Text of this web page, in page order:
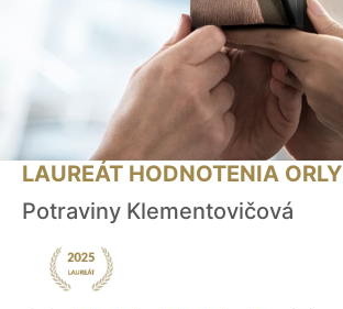
LAUREÁT HODNOTENIA ORLY
Potraviny Klementovičová